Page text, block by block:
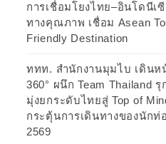
การเชื่อมโยงไทย–อินโดนี
ทางคุณภาพ เชื่อม Asean
Friendly Destination
ททท. สำนักงานมุมไบ เดินห
360° ผนึก Team Thailand
มุ่งยกระดับไทยสู่ Top of
กระตุ้นการเดินทางของนักท่
2569